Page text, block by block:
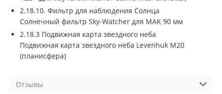
2.18.10. Фильтр для наблюдения Солнца
Солнечный фильтр Sky-Watcher для MAK 90 мм
2.18.3 Подвижная карта звездного неба
Подвижная карта звездного неба Levenhuk M20
(планисфера)
Отзывы